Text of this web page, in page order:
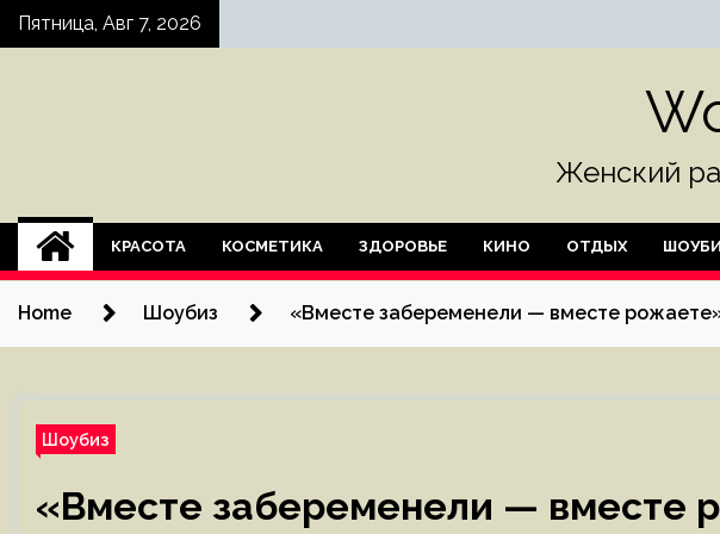
SkipПятница, Авг 7, 2026
Женский
КРАСОТА КОСМЕТИКА ЗДОРОВЬЕ КИНО ОТДЫХ
Home Шоубиз «Вместе забеременели — вместе
Шоубиз
«Вместе забеременели — вместе